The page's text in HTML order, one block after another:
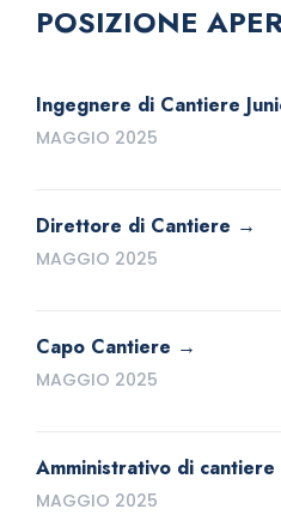
POSIZIONE
Ingegnere di Cantiere
MAGGIO 2025
Direttore di Cantiere
MAGGIO 2025
Capo Cantiere
MAGGIO 2025
Amministrativo di cantiere
MAGGIO 2025